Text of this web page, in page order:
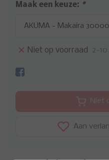
Maak een keuze: *
Niet op voorraad 2-
Niet
Aan